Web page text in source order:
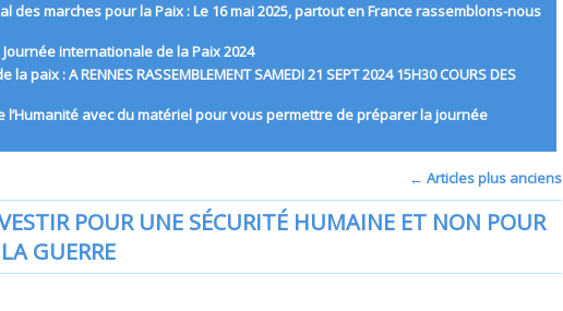
des marches pour la Paix : Le 16 mai 2025, partout en France rassemblons-nous
internationale de la Paix 2024
paix : A RENNES RASSEMBLEMENT SAMEDI 21 SEPT 2024 15H30 COURS DES
l’Humanité avec du matériel pour vous permettre de préparer la journée
← Articles plus anciens
POUR UNE SÉCURITÉ HUMAINE ET NON POUR
GUERRE